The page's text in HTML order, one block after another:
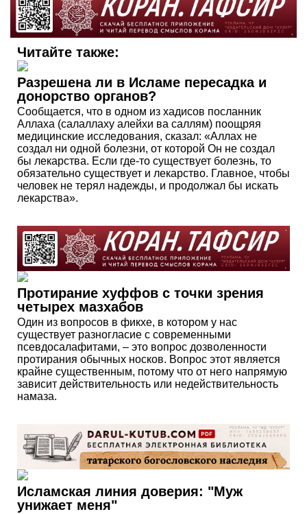
Читайте также:
Разрешена ли в Исламе пересадка и
донорство органов?
Сообщается, что в одном из хадисов посланник
Аллаха (салаллаху алейхи ва саллям) поощряя
медицинские исследования, сказал: «Аллах не
создал ни одной болезни, от которой Он не создал
бы лекарства. Если где-то существует болезнь, то
обязательно существует и лекарство. Главное, чтобы
человек не терял надежды, и продолжал бы искать
лекарства».
Протирание хуффов с точки зрения
четырех мазхабов
Один из вопросов в фикхе, в котором у нас
существует разногласие с современными
псевдосалафитами, – это вопрос дозволенности
протирания обычных носков. Вопрос этот является
крайне существенным, потому что от него напрямую
зависит действительность или недействительность
намаза.
Исламская линия доверия: "Муж
унижает меня"